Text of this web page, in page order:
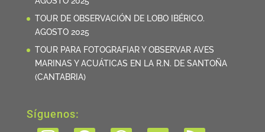
TOUR DE OBSERVACIÓN DE LOBO IBÉRICO.
AGOSTO 2025
TOUR PARA FOTOGRAFIAR Y OBSERVAR AVES
MARINAS Y ACUÁTICAS EN LA R.N. DE SANTOÑA
(CANTABRIA)
Síguenos: